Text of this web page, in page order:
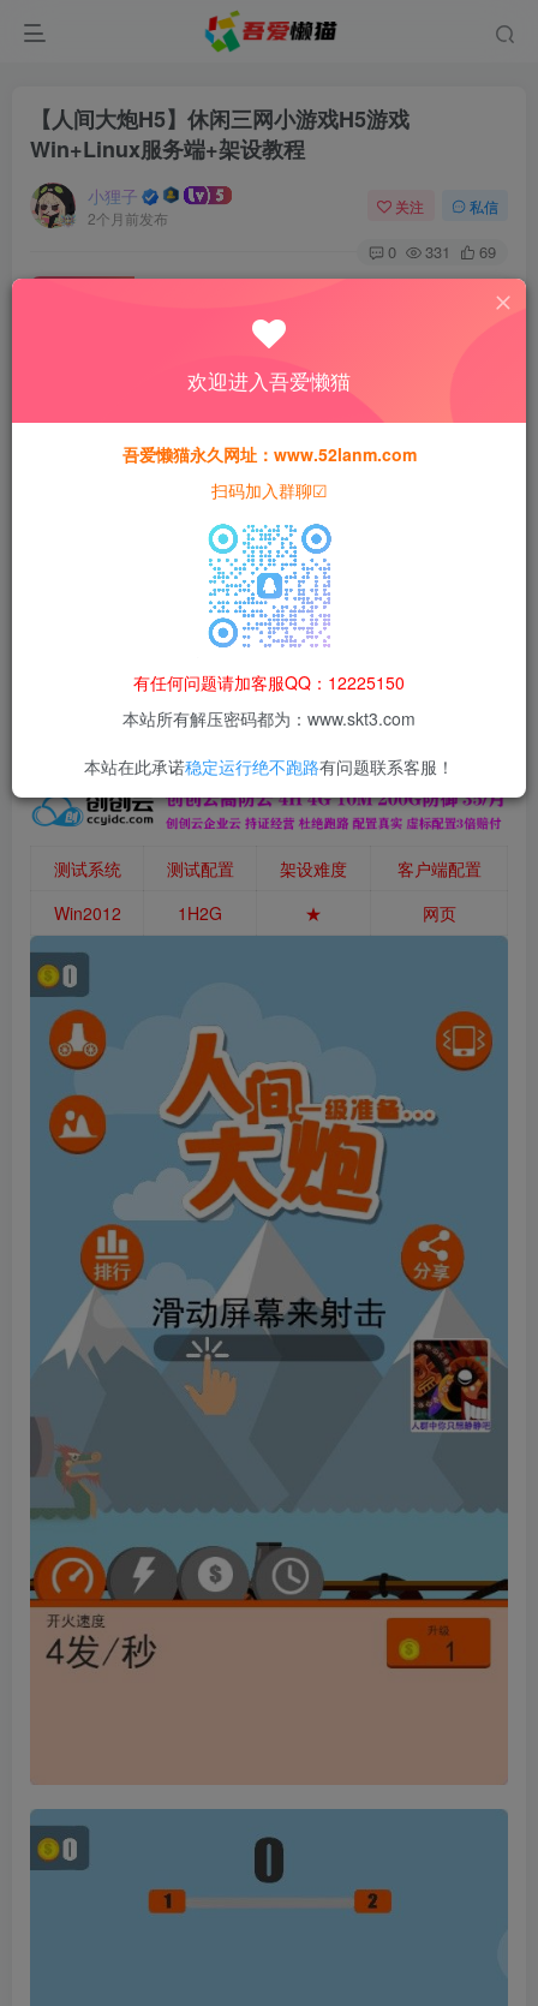
【人间大炮H5】休闲三网小游戏H5游戏
Win+Linux服务端+架设教程
小狸子
2个月前发布
关注 私信
0 331 69
此内容为付费资源，请付费后查看
5
黄金会员免费 钻石会员免费
本站所有资源均为网络收集整理而来，仅供学习研究使用，请在下
载后24h内删除，谢谢合作！
本站资源仅用于学习交流，禁止商业运营与违法、侵权
果由使用者自行承担。
测试系统 测试配置 架设难度
客户端配置
Win2012
1H2G ★ 网页
欢迎进入吾爱懒猫
吾爱懒猫永久网址：www.52lanm.com
扫码加入群聊☑
有任何问题请加客服QQ：12225150
本站所有解压密码都为：www.skt3.com
本站在此承诺稳定运行绝不跑路有问题联系客服！